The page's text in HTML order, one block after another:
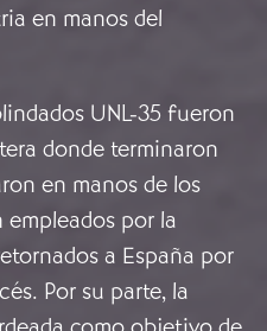
en manos del
UNL-35 fueron
donde terminaron
en manos de los
por la
a España por
Por su parte, la